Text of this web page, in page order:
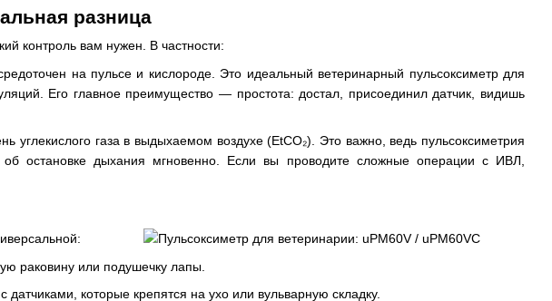
разница
контроль вам нужен. В частности:
на пульсе и кислороде. Это идеальный ветеринарный пульсоксиметр для
Его главное преимущество — простота: достал, присоединил датчик, видишь
газа в выдыхаемом воздухе (EtCO₂). Это важно, ведь пульсоксиметрия
остановке дыхания мгновенно. Если вы проводите сложные операции с ИВЛ,
раковину или подушечку лапы.
которые крепятся на ухо или вульварную складку.